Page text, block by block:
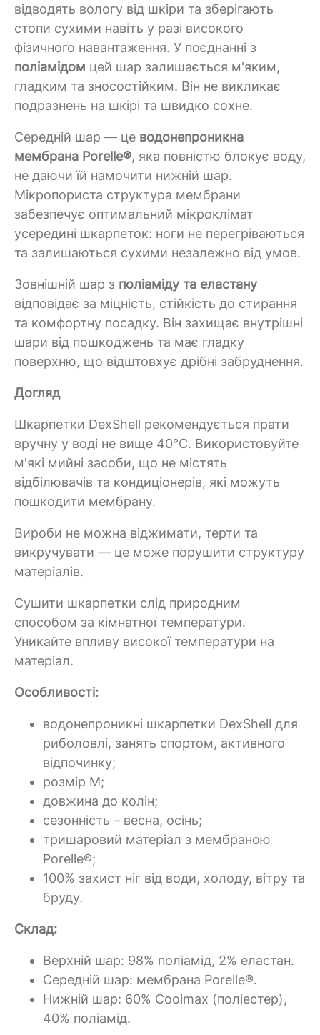
відводять вологу від шкіри та зберігають
стопи сухими навіть у разі високого
фізичного навантаження. У поєднанні з
поліамідом цей шар залишається м'яким,
гладким та зносостійким. Він не викликає
подразнень на шкірі та швидко сохне.
Середній шар — це водонепроникна
мембрана Porelle®, яка повністю блокує воду,
не даючи їй намочити нижній шар.
Мікропориста структура мембрани
забезпечує оптимальний мікроклімат
усередині шкарпеток: ноги не перегріваються
та залишаються сухими незалежно від умов.
Зовнішній шар з поліаміду та еластану
відповідає за міцність, стійкість до стирання
та комфортну посадку. Він захищає внутрішні
шари від пошкоджень та має гладку
поверхню, що відштовхує дрібні забруднення.
Догляд
Шкарпетки DexShell рекомендується прати
вручну у воді не вище 40°C. Використовуйте
м'які мийні засоби, що не містять
відбілювачів та кондиціонерів, які можуть
пошкодити мембрану.
Вироби не можна віджимати, терти та
викручувати — це може порушити структуру
матеріалів.
Сушити шкарпетки слід природним
способом за кімнатної температури.
Уникайте впливу високої температури на
матеріал.
Особливості:
водонепроникні шкарпетки DexShell для
риболовлі, занять спортом, активного
відпочинку;
розмір M;
довжина до колін;
сезонність – весна, осінь;
тришаровий матеріал з мембраною
Porelle®;
100% захист ніг від води, холоду, вітру та
бруду.
Склад:
Верхній шар: 98% поліамід, 2% еластан.
Середній шар: мембрана Porelle®.
Нижній шар: 60% Coolmax (поліестер),
40% поліамід.